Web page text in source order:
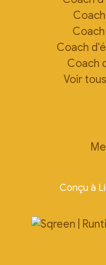
Coach
Coach
Voir
Conçu à